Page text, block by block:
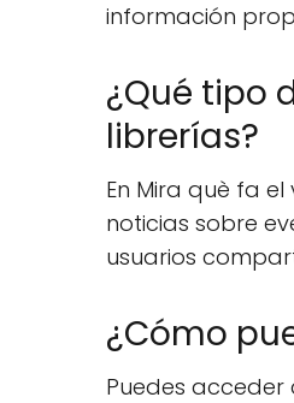
información
¿Qué tipo
librerías?
En Mira què fa
noticias sobre
usuarios
¿Cómo
Puedes acceder